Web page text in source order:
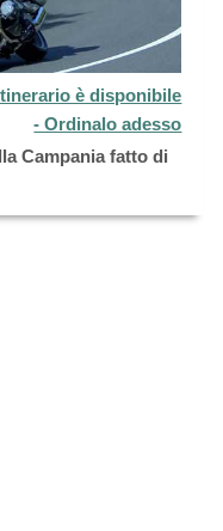
è disponibile
- Ordinalo adesso
Campania fatto di